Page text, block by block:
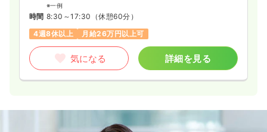
※一例
時間 8:30～17:30 （休憩60分）
4週8休以上
月給26万円以上可
気になる 詳細を見る